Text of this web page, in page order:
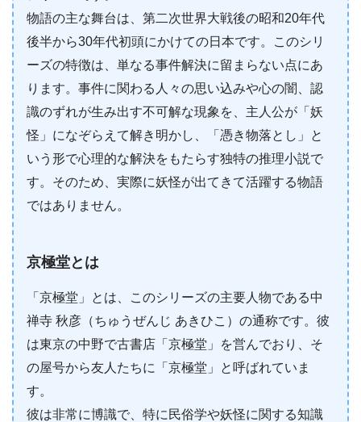
物語の主な舞台は、第二次世界大戦後の昭和20年代
後半から30年代初頭にかけての日本です。このシリ
ーズの特徴は、単なる事件解決に留まらない点にあ
ります。事件に関わる人々の思い込みや心の闇、認
識のずれが生み出す不可解な現象を、主人公が「妖
怪」になぞらえて解き明かし、「憑き物落とし」と
いう形で心理的な解決をもたらす独特の推理小説で
す。そのため、実際に妖怪が出てきて活躍する物語
ではありません。
京極堂とは
「京極堂」とは、このシリーズの主要人物である中
禅寺 秋彦（ちゅうぜんじ あきひこ）の通称です。彼
は東京の中野で古書店「京極堂」を営んでおり、そ
の屋号から友人たちに「京極堂」と呼ばれていま
す。
彼は非常に博識で、特に民俗学や妖怪に関する知識